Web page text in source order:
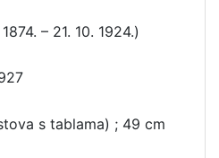
– 21. 10. 1924.)
s tablama) ; 49 cm